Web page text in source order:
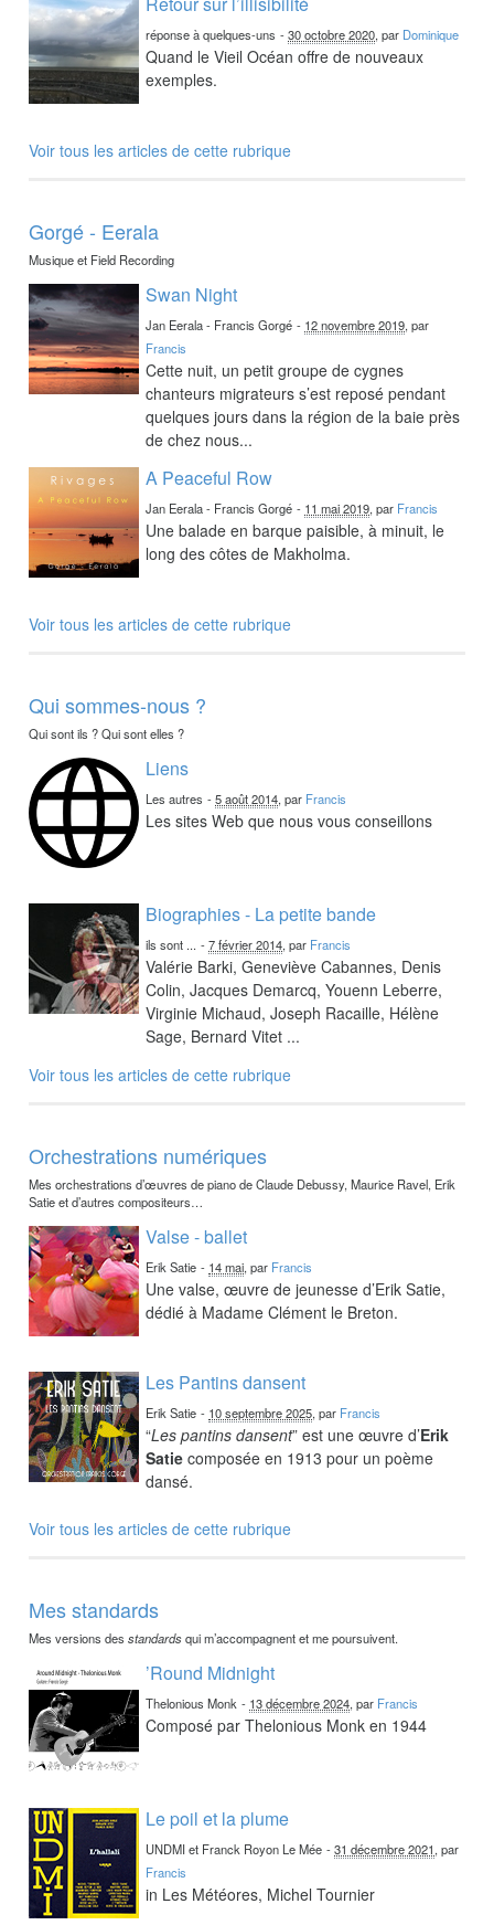
réponse à quelques-uns -30 octobre 2020, par Dominique
Quand le Vieil Océan offre de nouveaux
exemples.
Voir tous les articles de cette rubrique
Gorgé - Eerala
Musique et Field Recording
Swan Night
Jan Eerala - Francis Gorgé - 12 novembre 2019, par
Francis
Cette nuit, un petit groupe de cygnes
chanteurs migrateurs s’est reposé pendant
quelques jours dans la région de la baie près
de chez nous...
A Peaceful Row
Jan Eerala - Francis Gorgé - 11 mai 2019, par Francis
Une balade en barque paisible, à minuit, le
long des côtes de Makholma.
Voir tous les articles de cette rubrique
Qui sommes-nous ?
Qui sont ils ? Qui sont elles ?
Liens
Les autres -5 août 2014, par Francis
Les sites Web que nous vous conseillons
Biographies - La petite bande
ils sont ... -7 février 2014, par Francis
Valérie Barki, Geneviève Cabannes, Denis
Colin, Jacques Demarcq, Youenn Leberre,
Virginie Michaud, Joseph Racaille, Hélène
Sage, Bernard Vitet ...
Voir tous les articles de cette rubrique
Orchestrations numériques
Mes orchestrations d’œuvres de piano de Claude Debussy, Maurice Ravel, Erik
Satie et d’autres compositeurs…
Valse - ballet
Erik Satie - 14 mai, par Francis
Une valse, œuvre de jeunesse d’Erik Satie,
dédié à Madame Clément le Breton.
Les Pantins dansent
Erik Satie - 10 septembre 2025, par Francis
“Les pantins dansent” est une œuvre d’Erik
Satie composée en 1913 pour un poème
dansé.
Voir tous les articles de cette rubrique
Mes standards
Mes versions desstandardsqui m’accompagnent et me poursuivent.
’Round Midnight
Thelonious Monk - 13 décembre 2024, par Francis
Composé par Thelonious Monk en 1944
Le poil et la plume
UNDMI et Franck Royon Le Mée -31 décembre 2021, par
Francis
in Les Météores, Michel Tournier